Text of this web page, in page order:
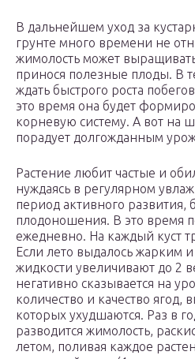
В дальнейшем уход за
грунте много времени не
жимолость может
принося полезные плоды. В
ждать быстрого роста
это время она будет
корневую систему. А вот на
порадует долгожданным
Растение любит частые и
нуждаясь в регулярном
период активного развития,
плодоношения. В это время
ежедневно. На каждый куст
Если лето выдалось жарким
жидкости увеличивают до 2
негативно сказывается на
количество и качество ягод,
которых ухудшаются. Раз в
разводится жимолость,
летом, поливая каждое